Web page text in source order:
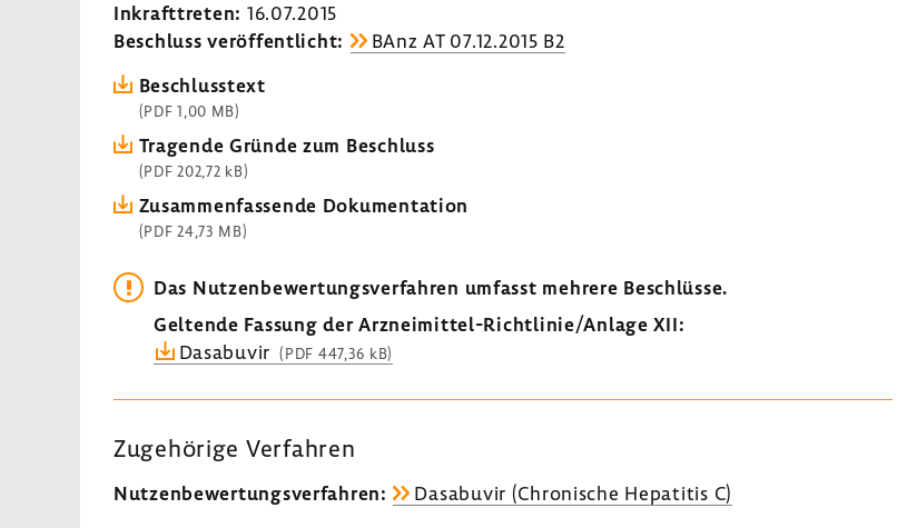
Inkraft­treten: 16.07.2015
Beschluss veröf­fent­licht:
BAnz AT 07.12.2015 B2
Beschluss­text
(PDF 1,00 MB)
Tragende Gründe zum Beschluss
(PDF 202,72 kB)
Zusam­men­fas­sende Doku­men­ta­tion
(PDF 24,73 MB)
Das Nutzen­be­wer­tungs­ver­fahren umfasst mehrere Beschlüsse.
Geltende Fassung der Arzneimittel-​Richtlinie/Anlage XII:
Dasa­buvir (PDF 447,36 kB)
Zuge­hö­rige Verfahren
Nutzen­be­wer­tungs­ver­fahren: Dasa­buvir (Chro­ni­sche Hepa­titis C)